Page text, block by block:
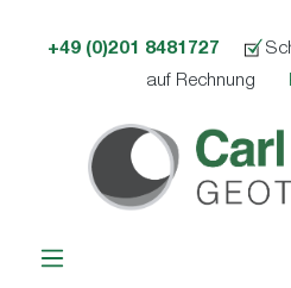
+49 (0)201 8481727
auf Rechnung